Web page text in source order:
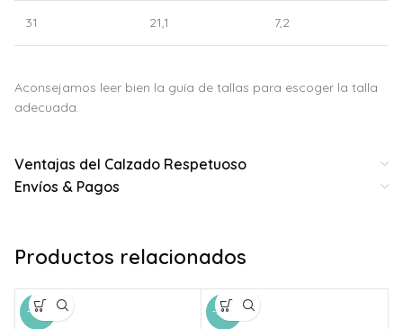
31 21,1 7,2
Aconsejamos leer bien la guía de tallas para escoger la talla
adecuada.
Ventajas del Calzado Respetuoso
Envíos & Pagos
Productos relacionados
-10% -50%